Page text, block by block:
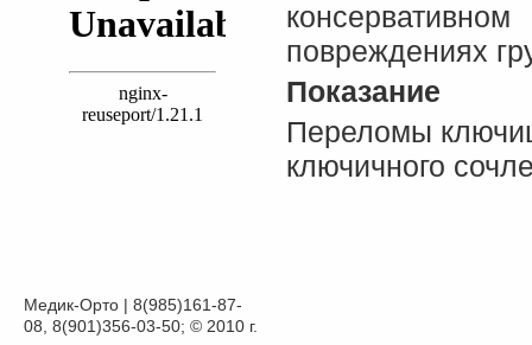
Медик-Орто | 8(985)161-87-
08, 8(901)356-03-50; © 2010 г.
повреждениях
Показание
Переломы
ключичного